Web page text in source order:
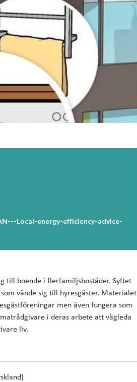
Local-energy-efficiency-advice-
till boende i flerfamiljsbostäder. Syftet
vände sig till hyresgäster. Materialet
men även fungera som
i deras arbete att vägleda
liv.